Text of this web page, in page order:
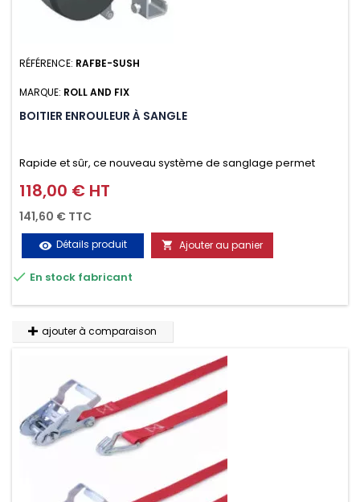
RÉFÉRENCE: RAFBE-SUSH
MARQUE: ROLL AND FIX
BOITIER ENROULEUR À SANGLE
Rapide et sûr, ce nouveau système de sanglage permet
d’arrimer le chargement sur la galerie en moins d’une
minute.
Prix
118,00 € HT
141,60 € TTC
visibility Détails produit  Ajouter au panier
 En stock fabricant
ajouter à comparaison